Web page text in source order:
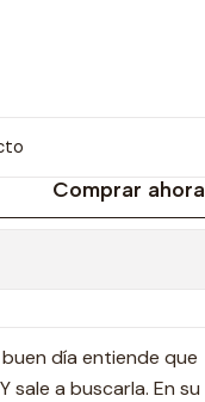
Comprar ahora
día entiende que
sale a buscarla. En su